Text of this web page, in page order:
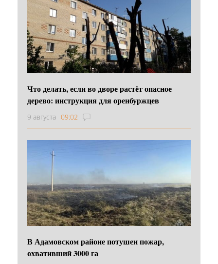
Что делать, если во дворе растёт опасное
дерево: инструкция для оренбуржцев
9 августа 09:02
В Адамовском районе потушен пожар,
охвативший 3000 га